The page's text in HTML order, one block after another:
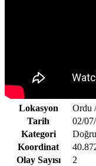
Lokasyon
Ordu
Tarih
02/
Kategori
Koordinat
Olay Sayısı
2